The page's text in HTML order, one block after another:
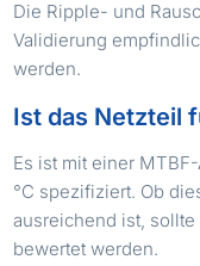
Die Ripple- und
Validierung
werden.
Ist das Netzteil
Es ist mit einer
°C spezifiziert. Ob
ausreichend ist,
bewertet werden.